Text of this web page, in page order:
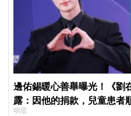
邊佑錫暖心善舉曝光！《劉
露：因他的捐款，兒童患者
明星